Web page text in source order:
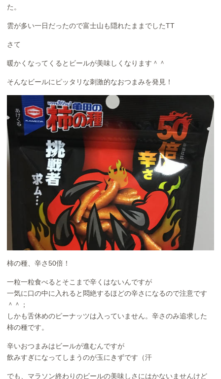
た。
雲が多い一日だったので富士山も隠れたままでしたTT
さて
暖かくなってくるとビールが美味しくなります＾＾
そんなビールにピッタリな刺激的なおつまみを発見！
柿の種、辛さ50倍！
一粒一粒食べるとそこまで辛くはないんですが
一気に口の中に入れると悶絶するほどの辛さになるので注意です
＾＾；
しかも舌休めのピーナッツは入っていません。辛さのみ追求した
柿の種です。
辛いおつまみはビールが進むんですが
飲みすぎになってしまうのが玉にきずです（汗
でも、マラソン終わりのビールの美味しさにはかないませんけど